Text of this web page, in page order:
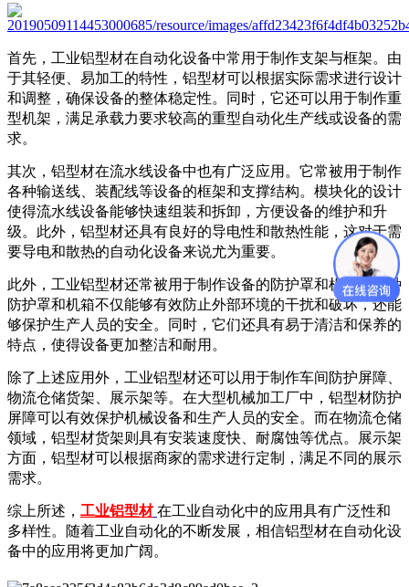
首先，工业铝型材在自动化设备中常用于制作支架与框架。由
于其轻便、易加工的特性，铝型材可以根据实际需求进行设计
和调整，确保设备的整体稳定性。同时，它还可以用于制作重
型机架，满足承载力要求较高的重型自动化生产线或设备的需
求。
其次，铝型材在流水线设备中也有广泛应用。它常被用于制作
各种输送线、装配线等设备的框架和支撑结构。模块化的设计
使得流水线设备能够快速组装和拆卸，方便设备的维护和升
级。此外，铝型材还具有良好的导电性和散热性能，这对于需
要导电和散热的自动化设备来说尤为重要。
此外，工业铝型材还常被用于制作设备的防护罩和机箱。这种
防护罩和机箱不仅能够有效防止外部环境的干扰和破坏，还能
够保护生产人员的安全。同时，它们还具有易于清洁和保养的
特点，使得设备更加整洁和耐用。
除了上述应用外，工业铝型材还可以用于制作车间防护屏障、
物流仓储货架、展示架等。在大型机械加工厂中，铝型材防护
屏障可以有效保护机械设备和生产人员的安全。而在物流仓储
领域，铝型材货架则具有安装速度快、耐腐蚀等优点。展示架
方面，铝型材可以根据商家的需求进行定制，满足不同的展示
需求。
综上所述， 工业铝型材 在工业自动化中的应用具有广泛性和
多样性。随着工业自动化的不断发展，相信铝型材在自动化设
备中的应用将更加广阔。